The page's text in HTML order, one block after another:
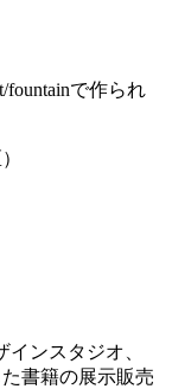
で作られ
ンスタジオ、
書籍の展示販売